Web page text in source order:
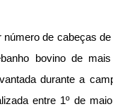
de cabeças
bovino de
durante a
entre 1º de